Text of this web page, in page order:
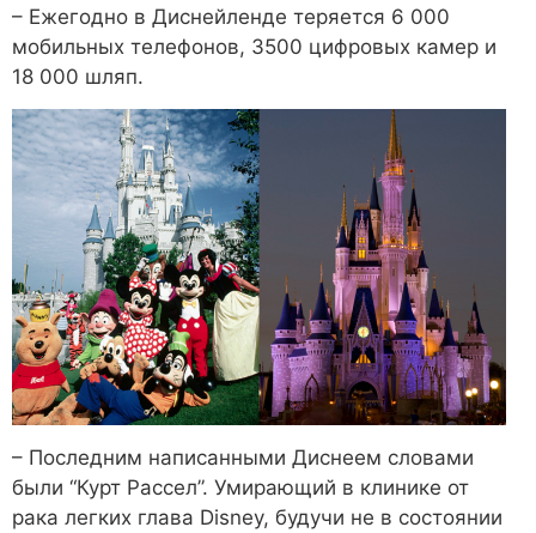
– Ежегодно в Диснейленде теряется 6 000
мобильных телефонов, 3500 цифровых камер и
18 000 шляп.
– Последним написанными Диснеем словами
были “Курт Рассел”. Умирающий в клинике от
рака легких глава Disney, будучи не в состоянии